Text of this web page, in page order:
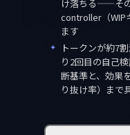
け落ちる——そ
controller（WIP
ます
✦
トークンが約7
り2回目の自己
断基準と、効果
り抜け率）まで